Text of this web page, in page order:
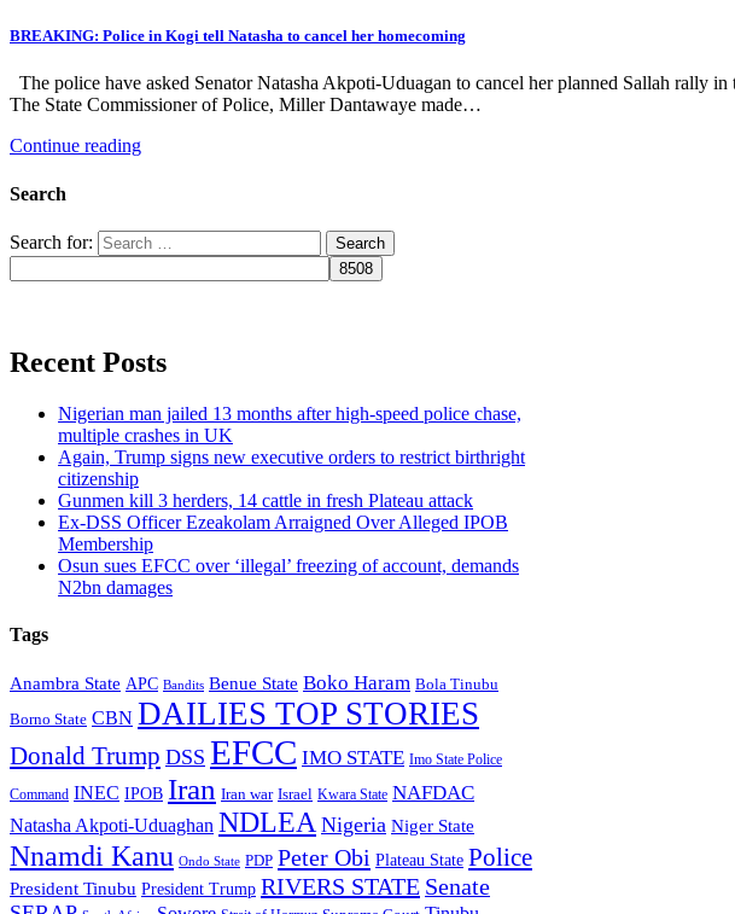
BREAKING: Police in Kogi tell Natasha to cancel her homecoming
The police have asked Senator Natasha Akpoti-Uduagan to cancel her planned Sallah rally
The State Commissioner of Police, Miller Dantawaye made…
Continue reading
Search
Search for:
Recent Posts
Nigerian man jailed 13 months after high-speed police chase,
multiple crashes in UK
Again, Trump signs new executive orders to restrict birthright
citizenship
Gunmen kill 3 herders, 14 cattle in fresh Plateau attack
Ex-DSS Officer Ezeakolam Arraigned Over Alleged IPOB
Membership
Osun sues EFCC over ‘illegal’ freezing of account, demands
N2bn damages
Tags
Anambra State APC Bandits Benue State Boko Haram Bola Tinubu
Borno State CBN DAILIES TOP STORIES
Donald Trump DSS EFCC IMO STATE Imo State Police
Command INEC IPOB Iran Iran war Israel Kwara State NAFDAC
Natasha Akpoti-Uduaghan NDLEA Nigeria Niger State
Nnamdi Kanu Ondo State PDP Peter Obi Plateau State Police
President Tinubu President Trump RIVERS STATE Senate